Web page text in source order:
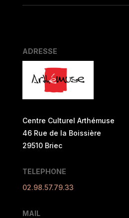
ADRESSE
Centre Culturel Arthémuse
46 Rue de la Boissière
29510 Briec
TELEPHONE
02.98.57.79.33
MAIL